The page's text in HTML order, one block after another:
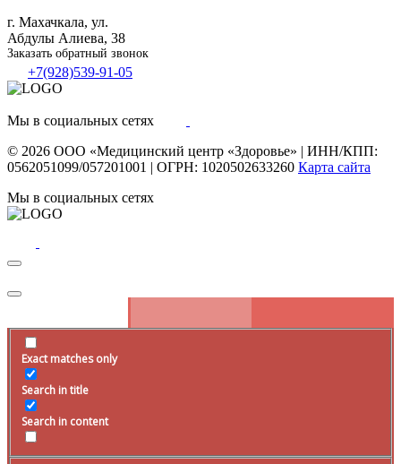
г. Махачкала, ул.
Абдулы Алиева, 38
Заказать обратный звонок
+7(928)539-91-05
Мы в социальных сетях
© 2026 ООО «Медицинский центр «Здоровье» | ИНН/КПП:
0562051099/057201001 | ОГРН: 1020502633260 Карта сайта
Мы в социальных сетях
Exact matches only
Search in title
Search in content